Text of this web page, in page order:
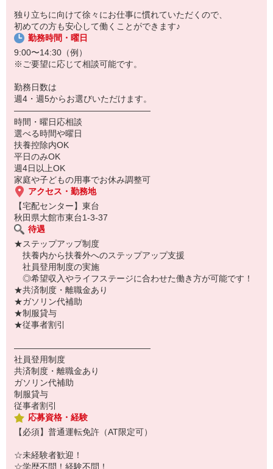
15：00 帰宅
☆未経験歓迎！研修・サポートも充実！
「販売は未経験だけど…」「商品が覚えられるか不安…」などの心
配もいりません！
☆活躍中のスタッフさん
現在、スタッフは81名
└主婦81名
└20〜30代 17名／40代 20名／50代以上 44名
※2025年1月時点
独り立ちに向けて徐々にお仕事に慣れていただくので、
初めての方も安心して働くことができます♪
勤務時間・曜日
9:00〜14:30（例）
※ご要望に応じて相談可能です。
勤務日数は
週4・週5からお選びいただけます。
――――――――――――――――
時間・曜日応相談
選べる時間や曜日
扶養控除内OK
平日のみOK
週4日以上OK
家庭や子どもの用事でお休み調整可
アクセス・勤務地
【宅配センター】東台
秋田県大館市東台1-3-37
待遇
★ステップアップ制度
扶養内から扶養外へのステップアップ支援
社員登用制度の実施
◎希望収入やライフステージに合わせた働き方が可能です！
★共済制度・離職金あり
★ガソリン代補助
★制服貸与
★従事者割引
――――――――――――――――
社員登用制度
共済制度・離職金あり
ガソリン代補助
制服貸与
従事者割引
応募資格・経験
【必須】普通運転免許（AT限定可）
☆未経験者歓迎！
☆学歴不問！経験不問！